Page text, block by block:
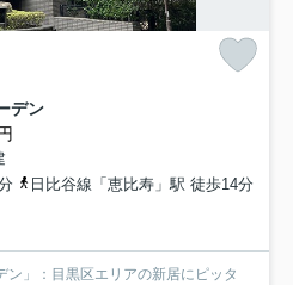
デン
日比谷線「恵比寿」駅 徒歩14分
ン」：目黒区エリアの新居にピッタ